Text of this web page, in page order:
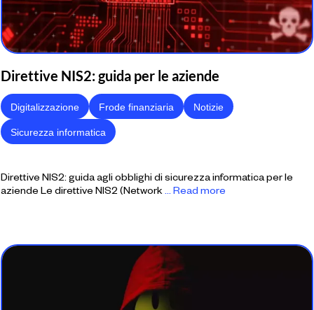
Direttive NIS2: guida per le aziende
Digitalizzazione Frode finanziaria Notizie
Sicurezza informatica
Direttive NIS2: guida agli obblighi di sicurezza informatica per le
aziende Le direttive NIS2 (Network... Read more